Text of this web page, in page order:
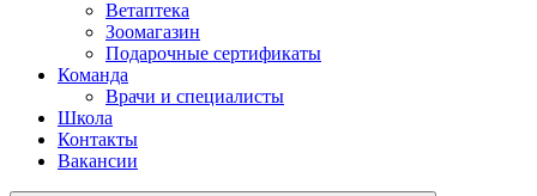
Ветаптека
Зоомагазин
Подарочные сертификаты
Команда
Врачи и специалисты
Школа
Контакты
Вакансии